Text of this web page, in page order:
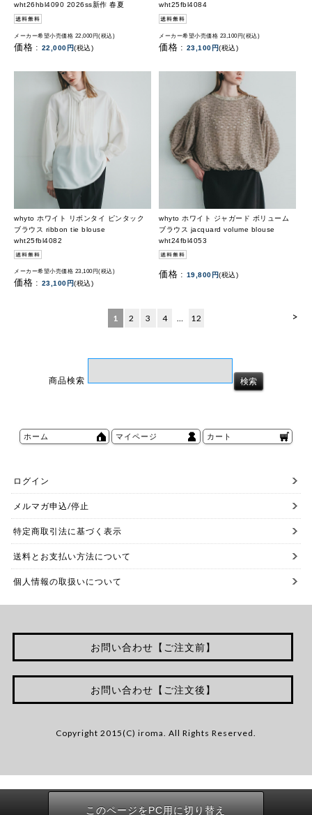
wht26hbl4090 2026ss新作 春夏
メーカー希望小売価格 22,000円(税込)
価格 : 22,000円(税込)
wht25fbl4084
メーカー希望小売価格 23,100円(税込)
価格 : 23,100円(税込)
whyto ホワイト リボンタイ ピンタック
ブラウス ribbon tie blouse
wht25fbl4082
メーカー希望小売価格 23,100円(税込)
価格 : 23,100円(税込)
whyto ホワイト ジャガード ボリューム
ブラウス jacquard volume blouse
wht24fbl4053
価格 : 19,800円(税込)
>
1 2 3 4 … 12
商品検索
ホーム マイページ カート
ログイン
メルマガ申込/停止
特定商取引法に基づく表示
送料とお支払い方法について
個人情報の取扱いについて
お問い合わせ【ご注文前】
お問い合わせ【ご注文後】
Copyright 2015(C) iroma. All Rights Reserved.
このページをPC用に切り替え